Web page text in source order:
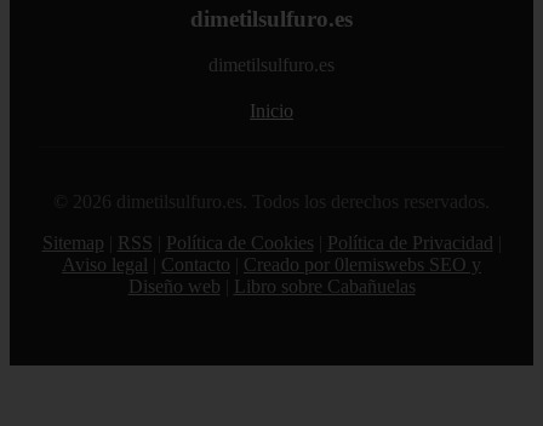
dimetilsulfuro.es
dimetilsulfuro.es
Inicio
© 2026 dimetilsulfuro.es. Todos los derechos reservados.
Sitemap
RSS Política de Cookies Política de Privacidad
Aviso legal
Contacto
Creado por 0lemiswebs SEO y
Diseño web
Libro sobre Cabañuelas